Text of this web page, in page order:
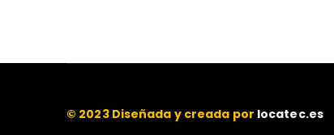
© 2023 Diseñada y creada por locatec.es